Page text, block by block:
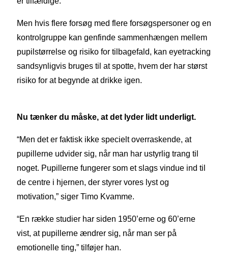
Men hvis flere forsøg med flere forsøgspersoner og en
kontrolgruppe kan genfinde sammenhængen mellem
pupilstørrelse og risiko for tilbagefald, kan eyetracking
sandsynligvis bruges til at spotte, hvem der har størst
risiko for at begynde at drikke igen.
Nu tænker du måske, at det lyder lidt underligt.
“Men det er faktisk ikke specielt overraskende, at
pupillerne udvider sig, når man har ustyrlig trang til
noget. Pupillerne fungerer som et slags vindue ind til
de centre i hjernen, der styrer vores lyst og
motivation,” siger Timo Kvamme.
“En række studier har siden 1950’erne og 60’erne
vist, at pupillerne ændrer sig, når man ser på
emotionelle ting,” tilføjer han.